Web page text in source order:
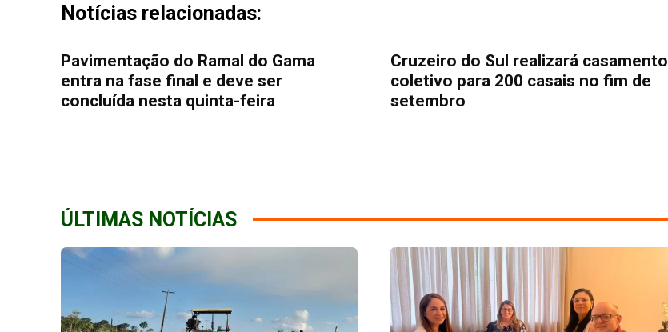
Notícias relacionadas:
Pavimentação do Ramal do Gama
entra na fase final e deve ser
concluída nesta quinta-feira
Cruzeiro do Sul realizará casamento
coletivo para 200 casais no fim de
setembro
ÚLTIMAS NOTÍCIAS